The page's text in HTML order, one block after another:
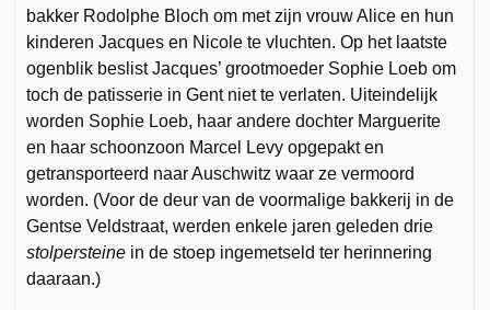
bakker Rodolphe Bloch om met zijn vrouw Alice en hun
kinderen Jacques en Nicole te vluchten. Op het laatste
ogenblik beslist Jacques’ grootmoeder Sophie Loeb om
toch de patisserie in Gent niet te verlaten. Uiteindelijk
worden Sophie Loeb, haar andere dochter Marguerite
en haar schoonzoon Marcel Levy opgepakt en
getransporteerd naar Auschwitz waar ze vermoord
worden. (Voor de deur van de voormalige bakkerij in de
Gentse Veldstraat, werden enkele jaren geleden drie
stolpersteine in de stoep ingemetseld ter herinnering
daaraan.)